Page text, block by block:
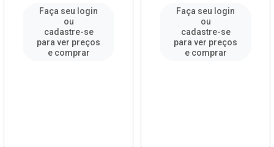
Faça seu login
ou
cadastre-se
para ver preços
e comprar
Faça seu login
ou
cadastre-se
para ver preços
e comprar